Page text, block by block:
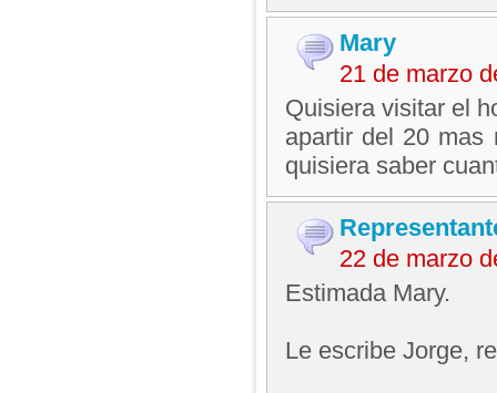
Mary
21 de marzo
Quisiera visitar el
apartir del 20 mas
quisiera saber
22 de marzo
Estimada Mary.
Le escribe Jorge,